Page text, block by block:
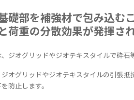
礎部を補強材で包み込むこ
荷重の分散効果が発揮さ
ジオグリッドやジオテキスタイルで砕石
ジオグリッドやジオテキスタイルの引張
防止します。